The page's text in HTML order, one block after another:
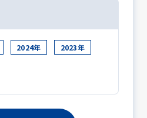
2024年 2023年